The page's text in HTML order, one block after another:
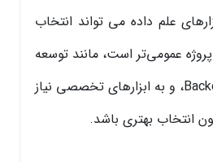
علم داده می تواند انتخاب
عمومی‌تر است، مانند توسعه
وب یا ساخت یک Backend، و به ابزارهای تخصصی نیاز
انتخاب بهتری باشد.